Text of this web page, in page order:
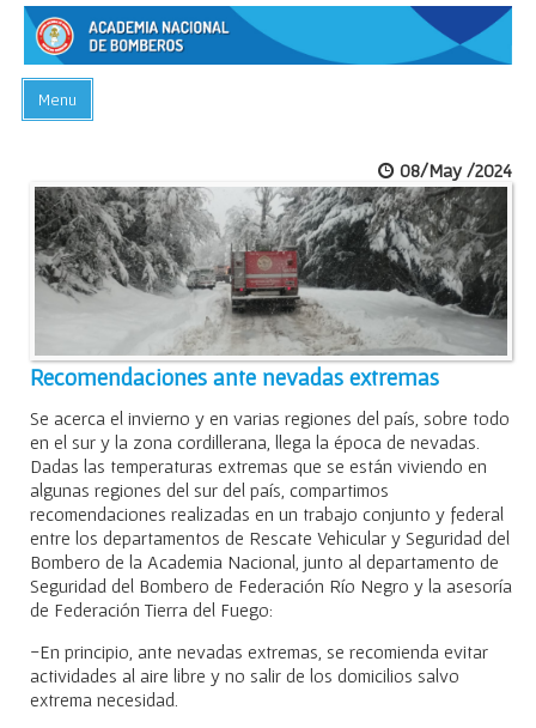
Menu
ACADEMIA
PREGUNTAS FRECUENTES
BIBLIOTECA
CONTACTO
08/May /2024
Recomendaciones ante nevadas extremas
Se acerca el invierno y en varias regiones del país, sobre todo
en el sur y la zona cordillerana, llega la época de nevadas.
Dadas las temperaturas extremas que se están viviendo en
algunas regiones del sur del país, compartimos
recomendaciones realizadas en un trabajo conjunto y federal
entre los departamentos de Rescate Vehicular y Seguridad del
Bombero de la Academia Nacional, junto al departamento de
Seguridad del Bombero de Federación Río Negro y la asesoría
de Federación Tierra del Fuego:
-En principio, ante nevadas extremas, se recomienda evitar
actividades al aire libre y no salir de los domicilios salvo
extrema necesidad.